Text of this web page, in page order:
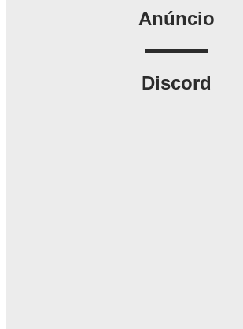
Anúncio
Discord